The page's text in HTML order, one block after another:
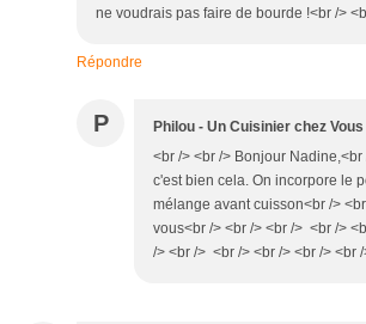
ne voudrais pas faire de bourde !<br />
Répondre
P Philou - Un Cuisinier chez Vous
<br /> <br /> Bonjour Nadine,<br
c'est bien cela. On incorpore le
mélange avant cuisson<br />
vous<br /> <br /> <br /> <br />
/> <br /> <br /> <br /> <br /> <br /